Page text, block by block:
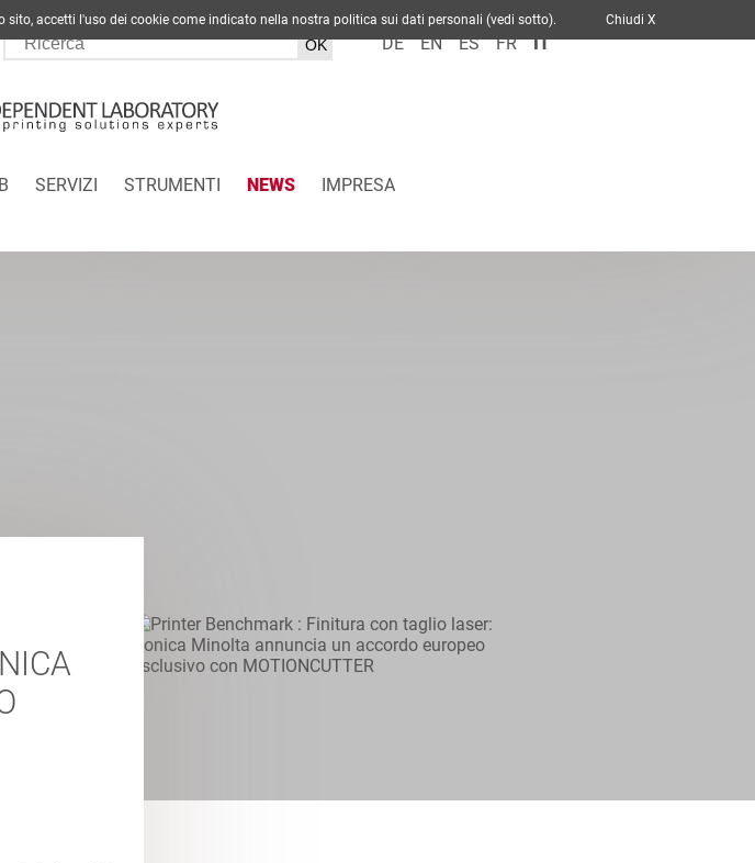
DE EN ES FR IT
SERVIZI STRUMENTI NEWS IMPRESA
sito, accetti l'uso dei cookie come indicato nella nostra politica sui dati personali (vedi sotto). Chiudi X